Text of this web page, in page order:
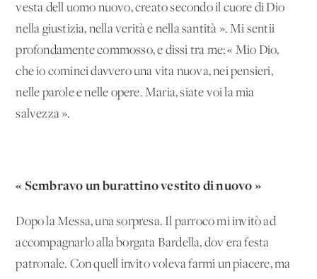
vesta dell'uomo nuovo, creato secondo il cuore di Dio
nella giustizia, nella verità e nella santità ». Mi sentii
profondamente commosso, e dissi tra me: « Mio Dio,
che io cominci davvero una vita nuova, nei pensieri,
nelle parole e nelle opere. Maria, siate voi la mia
salvezza ».
« Sembravo un burattino vestito di nuovo »
Dopo la Messa, una sorpresa. Il parroco mi invitò ad
accompagnarlo alla borgata Bardella, dov'era festa
patronale. Con quell'invito voleva farmi un piacere, ma